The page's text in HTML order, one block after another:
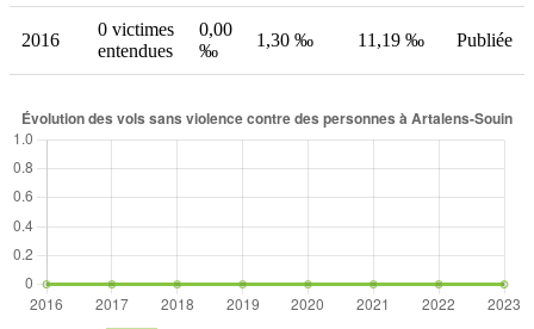
2016
0 victimes
entendues
0,00
‰
1,30 ‰ 11,19 ‰ Publiée